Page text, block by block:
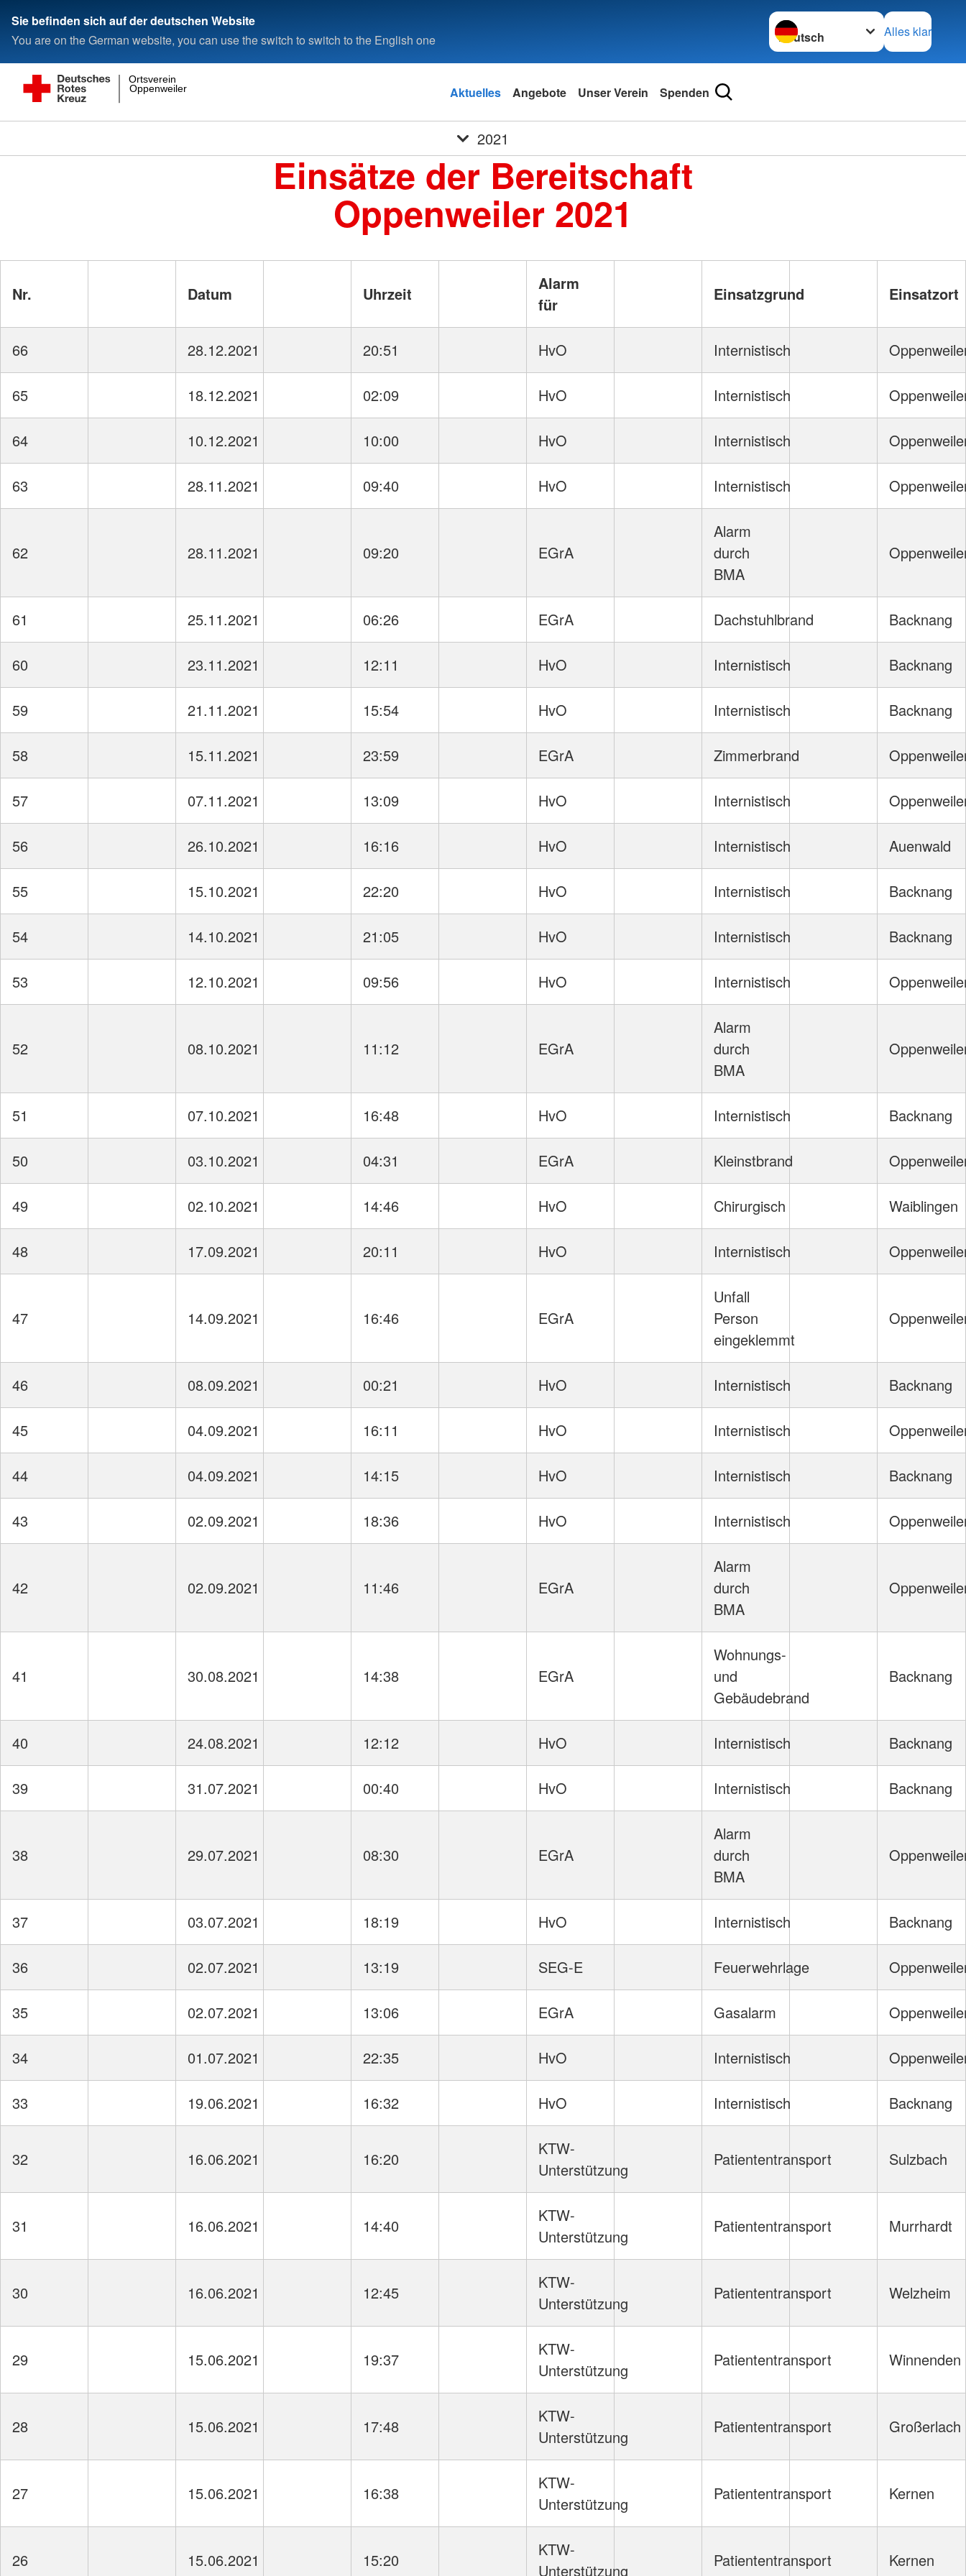
Sie befinden sich auf der deutschen Website
You are on the German website, you can use the switch to switch to the English one
Sprache wechseln zu
Alles klar
Oppenweiler
Ortsverein
Aktuelles Angebote Unser Verein Spenden
2021
Einsätze der Bereitschaft
Oppenweiler 2021
Nr. Datum Uhrzeit
Alarm
für
Einsatzgrund Einsatzort
66 28.12.2021 20:51 HvO Internistisch
65 18.12.2021 02:09 HvO Internistisch
64 10.12.2021 10:00 HvO Internistisch
63 28.11.2021 09:40 HvO Internistisch
62 28.11.2021 09:20 EGrA
Alarm
durch
BMA
61 25.11.2021 06:26 EGrA Dachstuhlbrand Backnang
60 23.11.2021 12:11 HvO Internistisch Backnang
59 21.11.2021 15:54 HvO Internistisch Backnang
58 15.11.2021 23:59 EGrA Zimmerbrand
57 07.11.2021 13:09 HvO Internistisch
56 26.10.2021 16:16 HvO Internistisch Auenwald
55 15.10.2021 22:20 HvO Internistisch Backnang
54 14.10.2021 21:05 HvO Internistisch Backnang
53 12.10.2021 09:56 HvO Internistisch
52 08.10.2021 11:12 EGrA
Alarm
durch
BMA
51 07.10.2021 16:48 HvO Internistisch Backnang
50 03.10.2021 04:31 EGrA Kleinstbrand
49 02.10.2021 14:46 HvO Chirurgisch Waiblingen
48 17.09.2021 20:11 HvO Internistisch
47 14.09.2021 16:46 EGrA
Unfall
Person
eingeklemmt
46 08.09.2021 00:21 HvO Internistisch Backnang
45 04.09.2021 16:11 HvO Internistisch
44 04.09.2021 14:15 HvO Internistisch Backnang
43 02.09.2021 18:36 HvO Internistisch
42 02.09.2021 11:46 EGrA
Alarm
durch
BMA
41 30.08.2021 14:38 EGrA
Wohnungs-
und
Gebäudebrand
Backnang
40 24.08.2021 12:12 HvO Internistisch Backnang
39 31.07.2021 00:40 HvO Internistisch Backnang
38 29.07.2021 08:30 EGrA
Alarm
durch
BMA
37 03.07.2021 18:19 HvO Internistisch Backnang
36 02.07.2021 13:19 SEG-E Feuerwehrlage
35 02.07.2021 13:06 EGrA Gasalarm
34 01.07.2021 22:35 HvO Internistisch
33 19.06.2021 16:32 HvO Internistisch Backnang
32 16.06.2021 16:20
KTW-
Unterstützung
Patiententransport Sulzbach
31 16.06.2021 14:40
KTW-
Unterstützung
Patiententransport Murrhardt
30 16.06.2021 12:45
KTW-
Unterstützung
Patiententransport Welzheim
29 15.06.2021 19:37
KTW-
Unterstützung
Patiententransport Winnenden
28 15.06.2021 17:48
KTW-
Unterstützung
Patiententransport Großerlach
27 15.06.2021 16:38
KTW-
Unterstützung
Patiententransport Kernen
26 15.06.2021 15:20
KTW-
Unterstützung
Patiententransport Kernen